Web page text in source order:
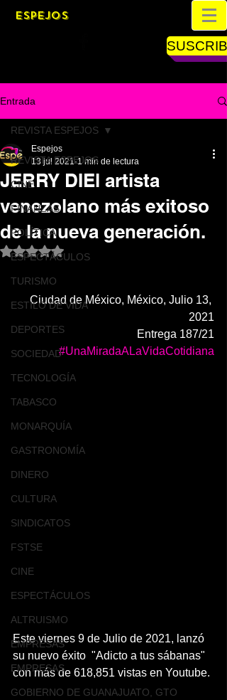
ESPEJOS
Entrada
REVISTA ESPEJOS
CINE
FINANZAS
POLÍTICA
ESPECTÁCULOS
TURISMO
ESTILO DE VIDA
DEPORTES
SOCIEDAD
TECNOLOGÍA
TABASCO
MONARQUÍA
GASTRONOMÍA
DINERO
CULTURA
SINDICATOS
FSTSE
CINE
ESPECTÁCULOS
ALTRUISMO
EMPRESAS
EMPRESAS
GOBIERNO DE GUANAJUATO, GTO
REVISTA ESPEJOS
JERRY DIEl artista
venezolano más exitoso
de la nueva generación.
Espejos
13 jul 2021 1 min de lectura
Obtuvo NaN de 5 estrellas.
Ciudad de México, México, Julio 13,
2021
Entrega 187/21
#UnaMiradaALaVidaCotidiana
Este viernes 9 de Julio de 2021, lanzó
su nuevo éxito  "Adicto a tus sábanas"
con más de 618,851 vistas en Youtube.